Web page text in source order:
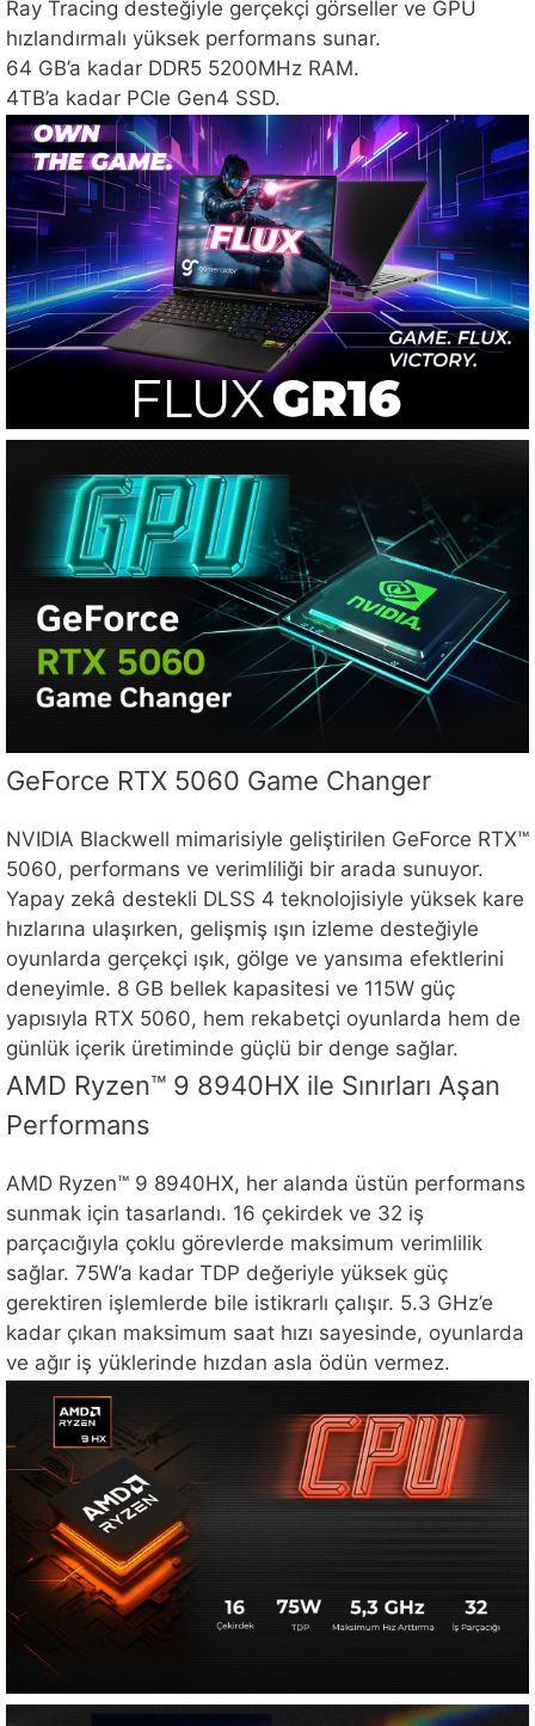
Ray Tracing desteğiyle gerçekçi görseller ve GPU
hızlandırmalı yüksek performans sunar.
64 GB’a kadar DDR5 5200MHz RAM.
4TB’a kadar PCle Gen4 SSD.
GeForce RTX 5060 Game Changer
NVIDIA Blackwell mimarisiyle geliştirilen GeForce RTX™
5060, performans ve verimliliği bir arada sunuyor.
Yapay zekâ destekli DLSS 4 teknolojisiyle yüksek kare
hızlarına ulaşırken, gelişmiş ışın izleme desteğiyle
oyunlarda gerçekçi ışık, gölge ve yansıma efektlerini
deneyimle. 8 GB bellek kapasitesi ve 115W güç
yapısıyla RTX 5060, hem rekabetçi oyunlarda hem de
günlük içerik üretiminde güçlü bir denge sağlar.
AMD Ryzen™ 9 8940HX ile Sınırları Aşan
Performans
AMD Ryzen™ 9 8940HX, her alanda üstün performans
sunmak için tasarlandı. 16 çekirdek ve 32 iş
parçacığıyla çoklu görevlerde maksimum verimlilik
sağlar. 75W’a kadar TDP değeriyle yüksek güç
gerektiren işlemlerde bile istikrarlı çalışır. 5.3 GHz’e
kadar çıkan maksimum saat hızı sayesinde, oyunlarda
ve ağır iş yüklerinde hızdan asla ödün vermez.